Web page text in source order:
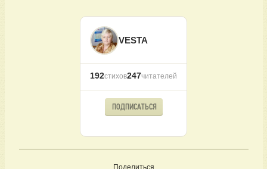
VESTA
192стихов247читателей
ПОДПИСАТЬСЯ